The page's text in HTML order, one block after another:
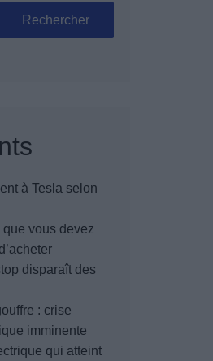
Rechercher
à Tesla selon
vous devez
disparaît des
: crise
imminente
qui atteint